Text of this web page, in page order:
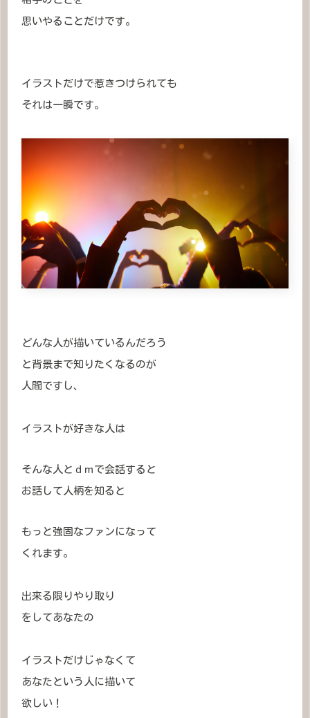
思いやることだけです。
イラストだけで惹きつけられても
それは一瞬です。
どんな人が描いているんだろう
と背景まで知りたくなるのが
人間ですし、
イラストが好きな人は
そんな人とｄｍで会話すると
お話して人柄を知ると
もっと強固なファンになって
くれます。
出来る限りやり取り
をしてあなたの
イラストだけじゃなくて
あなたという人に描いて
欲しい！